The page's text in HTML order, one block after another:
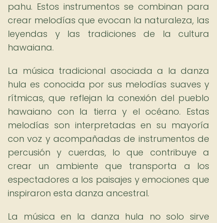
pahu. Estos instrumentos se combinan para
crear melodías que evocan la naturaleza, las
leyendas y las tradiciones de la cultura
hawaiana.
La música tradicional asociada a la danza
hula es conocida por sus melodías suaves y
rítmicas, que reflejan la conexión del pueblo
hawaiano con la tierra y el océano. Estas
melodías son interpretadas en su mayoría
con voz y acompañadas de instrumentos de
percusión y cuerdas, lo que contribuye a
crear un ambiente que transporta a los
espectadores a los paisajes y emociones que
inspiraron esta danza ancestral.
La música en la danza hula no solo sirve